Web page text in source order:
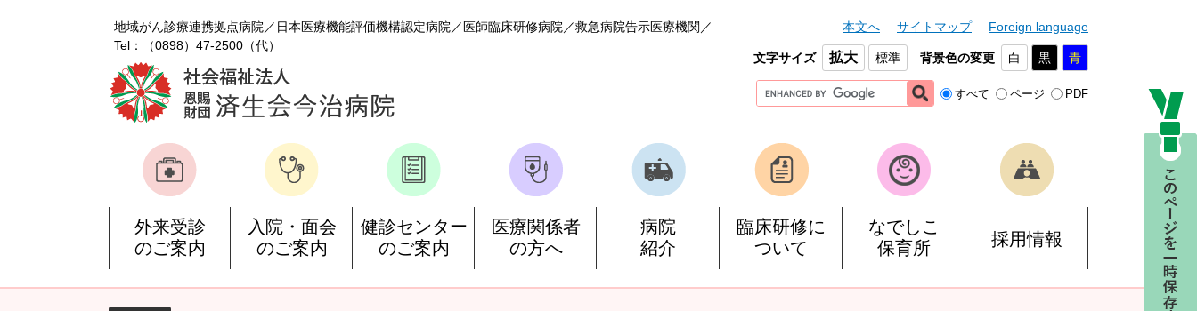
地域がん診療連携拠点病院 日本医療機能評価機構認定病院 医師臨床研修病院
救急病院告示医療機関
Tel：（0898）47-2500（代）
本文へ サイトマップ Foreign language
文字サイズ 拡大 標準 背景色の変更 白 黒 青
G
o
e
ス
タ
ム
すべて ページ PDF
外来受診
のご案内
入院・面会
のご案内
健診センター
のご案内
医療関係者
の方へ
病院
紹介
臨床研修に
ついて
なでしこ
保育所
採用情報